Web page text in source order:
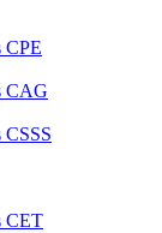
CPE
CAG
CSSS
CET